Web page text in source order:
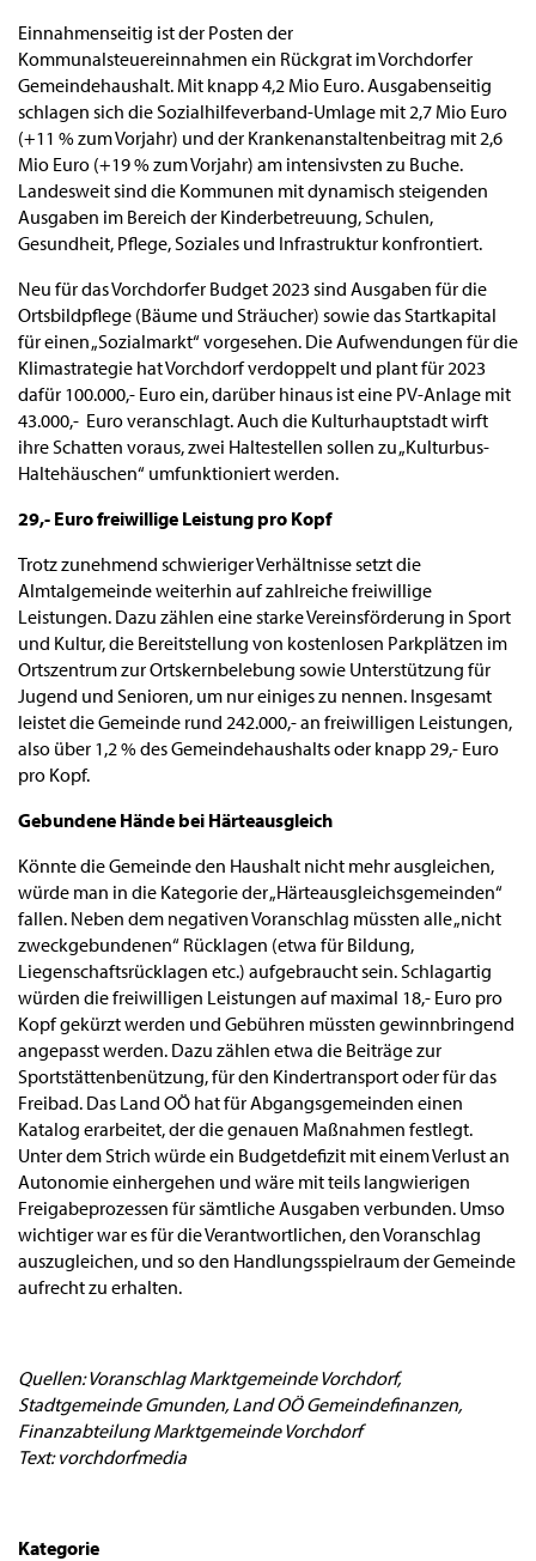
Einnahmenseitig ist der Posten der
Kommunalsteuereinnahmen ein Rückgrat im Vorchdorfer
Gemeindehaushalt. Mit knapp 4,2 Mio Euro. Ausgabenseitig
schlagen sich die Sozialhilfeverband-Umlage mit 2,7 Mio Euro
(+11 % zum Vorjahr) und der Krankenanstaltenbeitrag mit 2,6
Mio Euro (+19 % zum Vorjahr) am intensivsten zu Buche.
Landesweit sind die Kommunen mit dynamisch steigenden
Ausgaben im Bereich der Kinderbetreuung, Schulen,
Gesundheit, Pflege, Soziales und Infrastruktur konfrontiert.
Neu für das Vorchdorfer Budget 2023 sind Ausgaben für die
Ortsbildpflege (Bäume und Sträucher) sowie das Startkapital
für einen „Sozialmarkt“ vorgesehen. Die Aufwendungen für die
Klimastrategie hat Vorchdorf verdoppelt und plant für 2023
dafür 100.000,- Euro ein, darüber hinaus ist eine PV-Anlage mit
43.000,- Euro veranschlagt. Auch die Kulturhauptstadt wirft
ihre Schatten voraus, zwei Haltestellen sollen zu „Kulturbus-
Haltehäuschen“ umfunktioniert werden.
29,- Euro freiwillige Leistung pro Kopf
Trotz zunehmend schwieriger Verhältnisse setzt die
Almtalgemeinde weiterhin auf zahlreiche freiwillige
Leistungen. Dazu zählen eine starke Vereinsförderung in Sport
und Kultur, die Bereitstellung von kostenlosen Parkplätzen im
Ortszentrum zur Ortskernbelebung sowie Unterstützung für
Jugend und Senioren, um nur einiges zu nennen. Insgesamt
leistet die Gemeinde rund 242.000,- an freiwilligen Leistungen,
also über 1,2 % des Gemeindehaushalts oder knapp 29,- Euro
pro Kopf.
Gebundene Hände bei Härteausgleich
Könnte die Gemeinde den Haushalt nicht mehr ausgleichen,
würde man in die Kategorie der „Härteausgleichsgemeinden“
fallen. Neben dem negativen Voranschlag müssten alle „nicht
zweckgebundenen“ Rücklagen (etwa für Bildung,
Liegenschaftsrücklagen etc.) aufgebraucht sein. Schlagartig
würden die freiwilligen Leistungen auf maximal 18,- Euro pro
Kopf gekürzt werden und Gebühren müssten gewinnbringend
angepasst werden. Dazu zählen etwa die Beiträge zur
Sportstättenbenützung, für den Kindertransport oder für das
Freibad. Das Land OÖ hat für Abgangsgemeinden einen
Katalog erarbeitet, der die genauen Maßnahmen festlegt.
Unter dem Strich würde ein Budgetdefizit mit einem Verlust an
Autonomie einhergehen und wäre mit teils langwierigen
Freigabeprozessen für sämtliche Ausgaben verbunden. Umso
wichtiger war es für die Verantwortlichen, den Voranschlag
auszugleichen, und so den Handlungsspielraum der Gemeinde
aufrecht zu erhalten.
Quellen: Voranschlag Marktgemeinde Vorchdorf,
Stadtgemeinde Gmunden, Land OÖ Gemeindefinanzen,
Finanzabteilung Marktgemeinde Vorchdorf​
Text: vorchdorfmedia
Kategorie